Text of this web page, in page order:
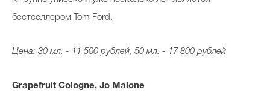
бестселлером Tom Ford.
Цена: 30 мл. - 11 500 рублей, 50 мл. - 17 800 рублей
Grapefruit Cologne, Jo Malone